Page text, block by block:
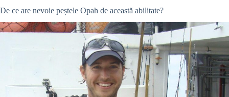
De ce are nevoie peștele Opah de această abilitate?